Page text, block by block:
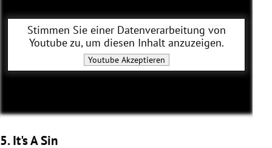
Stimmen Sie einer Datenverarbeitung von
Youtubezu, um diesen Inhalt anzuzeigen.
YoutubeAkzeptieren
5. It's A Sin